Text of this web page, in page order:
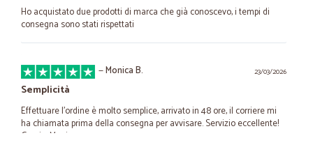
Ho acquistato due prodotti di marca che già conoscevo, i tempi di
consegna sono stati rispettati
23/03/2026
—Monica B.
Semplicità
Effettuare l'ordine è molto semplice, arrivato in 48 ore, il corriere mi
ha chiamata prima della consegna per avvisare. Servizio eccellente!
Grazie. Monica